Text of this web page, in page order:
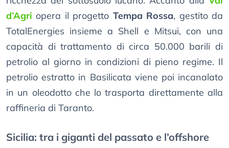
d’Agri opera il progetto Tempa Rossa, gestito da
TotalEnergies insieme a Shell e Mitsui, con una
capacità di trattamento di circa 50.000 barili di
petrolio al giorno in condizioni di pieno regime. Il
petrolio estratto in Basilicata viene poi incanalato
in un oleodotto che lo trasporta direttamente alla
raffineria di Taranto.
Sicilia: tra i giganti del passato e l’offshore